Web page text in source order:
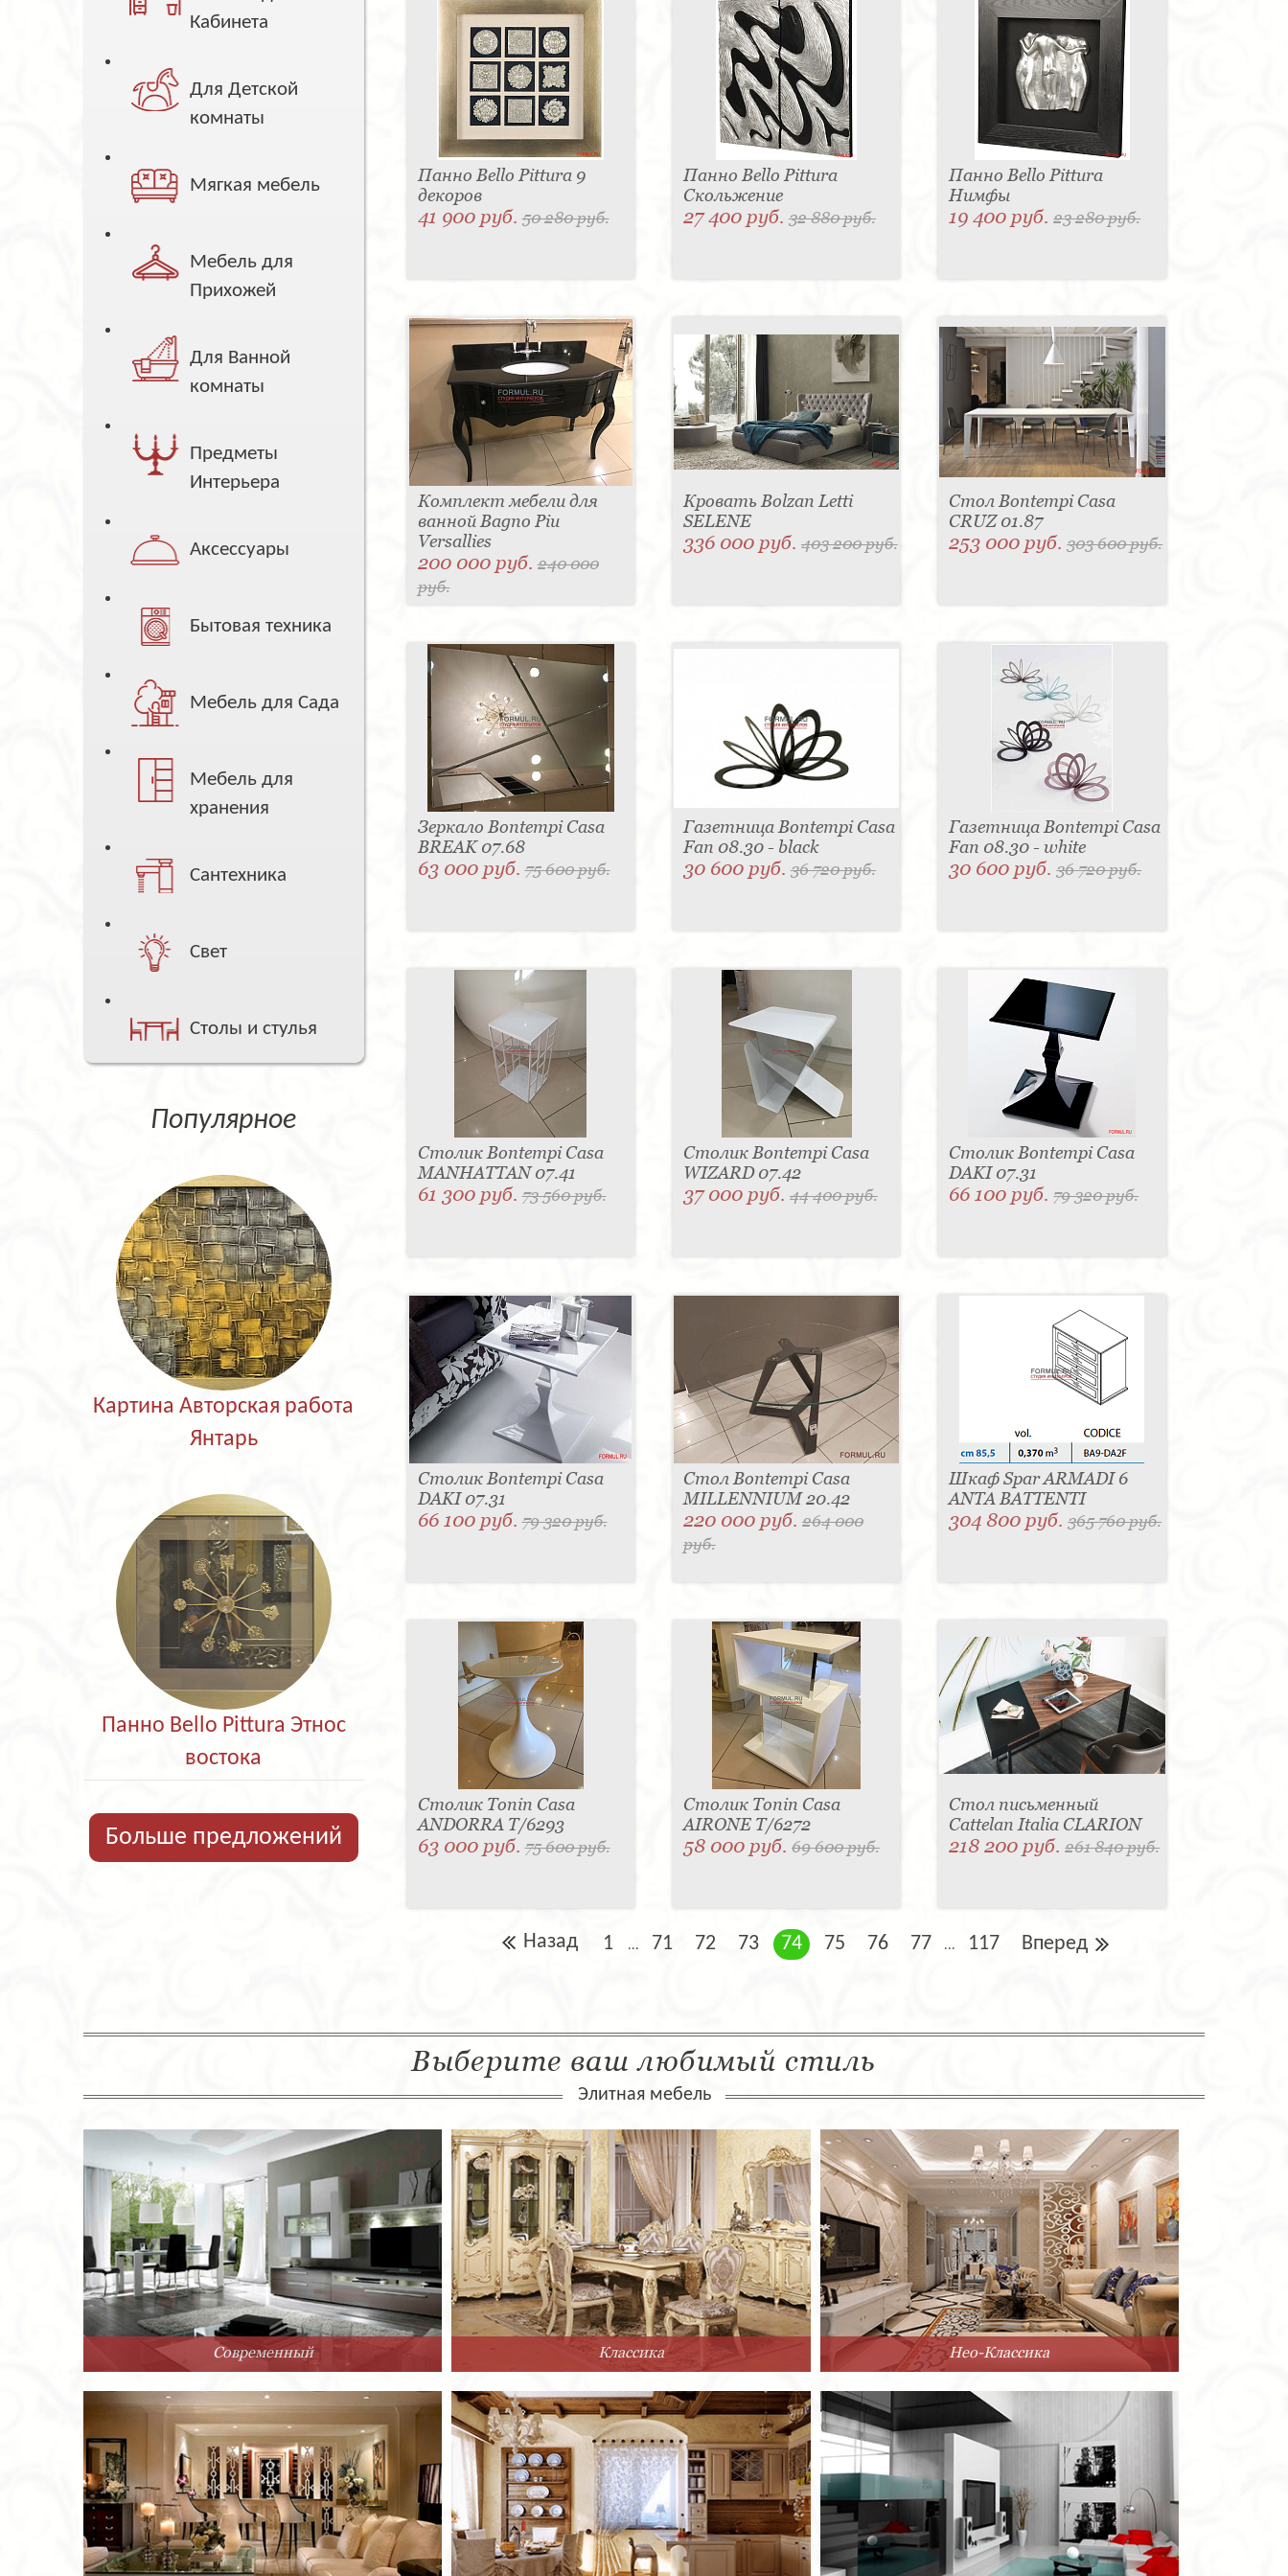
Кабинета
Для Детской
комнаты
Мягкая мебель
Мебель для
Прихожей
Для Ванной
комнаты
Предметы
Интерьера
Аксессуары
Бытовая техника
Мебель для Сада
Мебель для
хранения
Сантехника
Свет
Столы и стулья
Популярное
Картина Авторская работа
Янтарь
Панно Bello Pittura Этнос
востока
Больше предложений
Панно Bello Pittura 9
декоров
41 900 руб.50 280 руб.
Панно Bello Pittura
Скольжение
27 400 руб. 32 880 руб.
Панно Bello Pittura
Нимфы
19 400 руб.23 280 руб.
Комплект мебели для
ванной Bagno Piu
Versallies
200 000 руб.240 000
руб.
Кровать Bolzan Letti
SELENE
336 000 руб. 403 200 руб.
Стол Bontempi Casa
CRUZ 01.87
253 000 руб.303 600 руб.
Зеркало Bontempi Casa
BREAK 07.68
63 000 руб.75 600 руб.
Газетница Bontempi Casa
Fan 08.30 - black
30 600 руб. 36 720 руб.
Газетница Bontempi Casa
Fan 08.30 - white
30 600 руб.36 720 руб.
Столик Bontempi Casa
MANHATTAN 07.41
61 300 руб.73 560 руб.
Столик Bontempi Casa
WIZARD 07.42
37 000 руб. 44 400 руб.
Столик Bontempi Casa
DAKI 07.31
66 100 руб.79 320 руб.
Столик Bontempi Casa
DAKI 07.31
66 100 руб.79 320 руб.
Стол Bontempi Casa
MILLENNIUM 20.42
220 000 руб. 264 000
руб.
Шкаф Spar ARMADI 6
ANTA BATTENTI
304 800 руб.365 760 руб.
Столик Tonin Casa
ANDORRA T/6293
63 000 руб.75 600 руб.
Столик Tonin Casa
AIRONE T/6272
58 000 руб. 69 600 руб.
Стол письменный
Cattelan Italia CLARION
218 200 руб.261 840 руб.
Назад 1 ... 71 72 73 74 75 76 77 ... 117 Вперед
Выберите ваш любимый стиль
Элитная мебель
Современный Классика Нео-Классика